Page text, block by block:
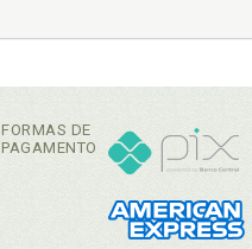
FORMAS DE
PAGAMENTO